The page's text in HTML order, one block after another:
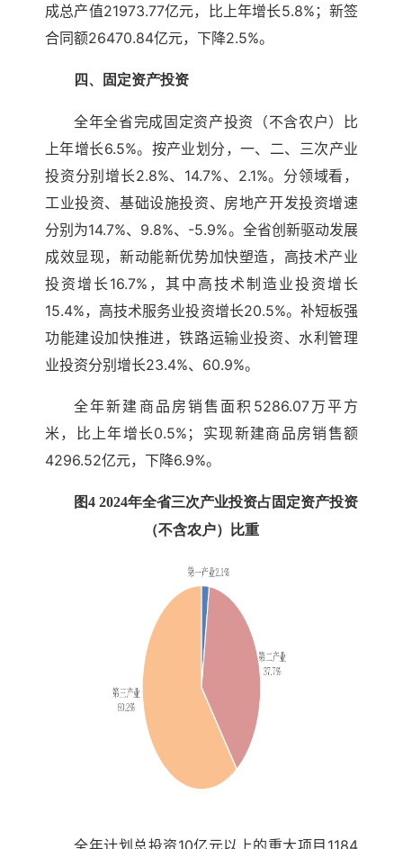
成总产值21973.77亿元，比上年增长5.8%；新签
合同额26470.84亿元，下降2.5%。
四、固定资产投资
全年全省完成固定资产投资（不含农户）比
上年增长6.5%。按产业划分，一、二、三次产业
投资分别增长2.8%、14.7%、2.1%。分领域看，
工业投资、基础设施投资、房地产开发投资增速
分别为14.7%、9.8%、-5.9%。全省创新驱动发展
成效显现，新动能新优势加快塑造，高技术产业
投资增长16.7%，其中高技术制造业投资增长
15.4%，高技术服务业投资增长20.5%。补短板强
功能建设加快推进，铁路运输业投资、水利管理
业投资分别增长23.4%、60.9%。
全年新建商品房销售面积5286.07万平方
米，比上年增长0.5%；实现新建商品房销售额
4296.52亿元，下降6.9%。
图4 2024年全省三次产业投资占固定资产投资
（不含农户）比重
全年计划总投资10亿元以上的重大项目1184